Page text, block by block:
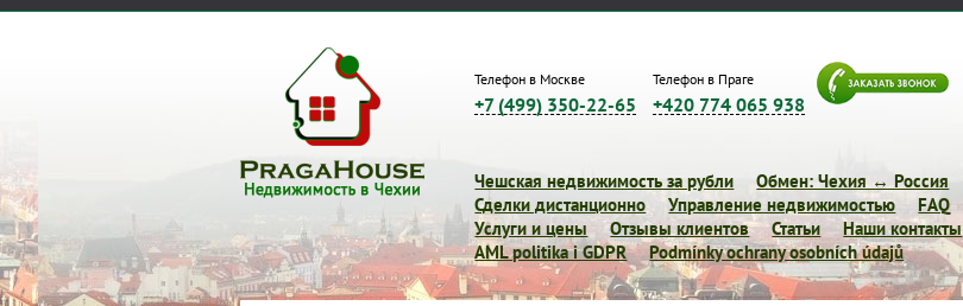
Телефон в Москве
+7 (499) 350-22-65
Телефон в Праге
+420 774 065 938
Чешская недвижимость за рубли
Обмен: Чехия ↔ Россия
Сделки дистанционно
Управление недвижимостью
FAQ
Услуги и цены
Отзывы клиентов Статьи
Наши контакты
AML politika i GDPR
Podmínky ochrany osobních údajů